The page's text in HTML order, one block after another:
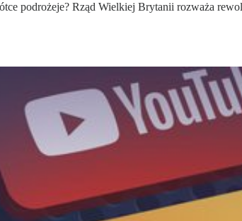
podrożeje? Rząd Wielkiej Brytanii rozważa